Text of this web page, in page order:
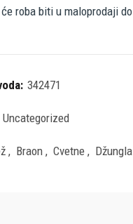
roba biti u maloprodaji do
342471
Uncategorized
, Braon , Cvetne , Džungla